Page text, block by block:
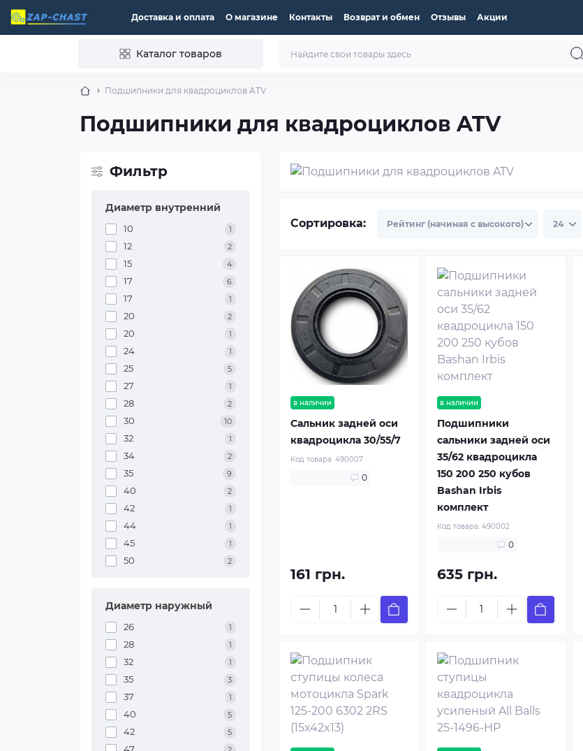
Доставка и оплата О магазине Контакты Возврат и обмен Отзывы Акции
Каталог товаров
Подшипники для квадроциклов ATV
Подшипники для квадроциклов ATV
Фильтр
Диаметр внутренний
10 1
12 2
15 4
17 6
17 1
20 2
20 1
24 1
25 5
27 1
28 2
30 10
32 1
34 2
35 9
40 2
42 1
44 1
45 1
50 2
Диаметр наружный
26 1
28 1
32 1
35 3
37 1
40 5
42 5
Сортировка:
в наличии
Сальник задней оси
квадроцикла 30/55/7
Код товара: 490007
0
161 грн.
в наличии
Подшипники
сальники задней оси
35/62 квадроцикла
150 200 250 кубов
Bashan Irbis
комплект
Код товара: 490002
0
635 грн.